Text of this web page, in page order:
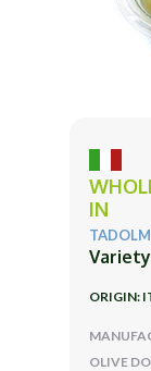
IN
ORIGIN:
OLIVE